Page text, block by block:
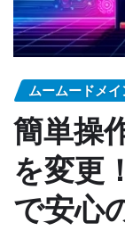
ムームードメイ
簡単操
を変更
で安心